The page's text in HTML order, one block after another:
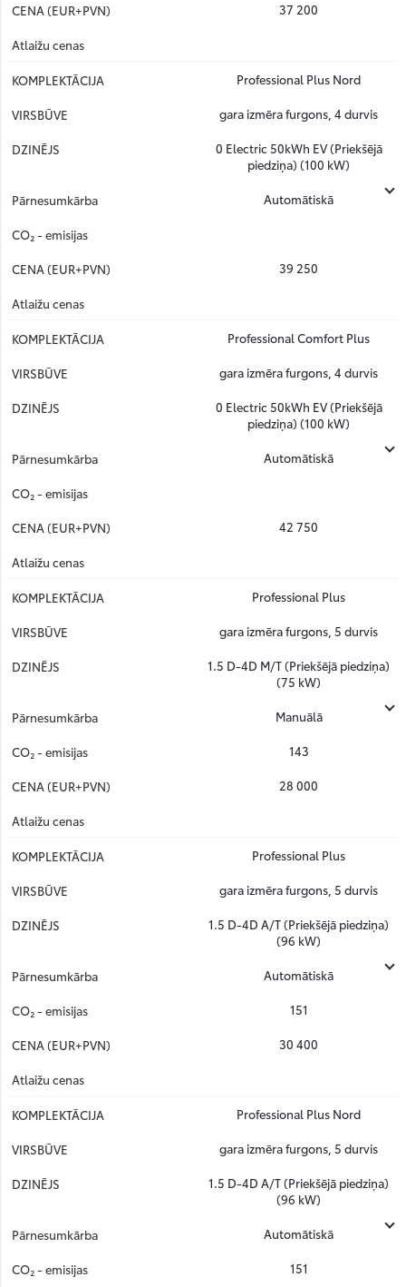
37 200
Professional Plus Nord
gara izmēra furgons, 4 durvis
0 Electric 50kWh EV (Priekšējā
piedziņa) (100 kW)
Automātiskā
39 250
Professional Comfort Plus
gara izmēra furgons, 4 durvis
0 Electric 50kWh EV (Priekšējā
piedziņa) (100 kW)
Automātiskā
42 750
Professional Plus
gara izmēra furgons, 5 durvis
1.5 D-4D M/T (Priekšējā piedziņa)
(75 kW)
Manuālā
143
28 000
Professional Plus
gara izmēra furgons, 5 durvis
1.5 D-4D A/T (Priekšējā piedziņa)
(96 kW)
Automātiskā
151
30 400
Professional Plus Nord
gara izmēra furgons, 5 durvis
1.5 D-4D A/T (Priekšējā piedziņa)
(96 kW)
Automātiskā
151